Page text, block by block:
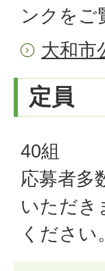
ンクをご
大和市
定員
40組
応募者多
いただき
ください。